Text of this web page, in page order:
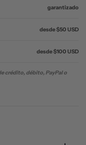
garantizado
desde $50 USD
desde $100 USD
crédito, débito, PayPal o